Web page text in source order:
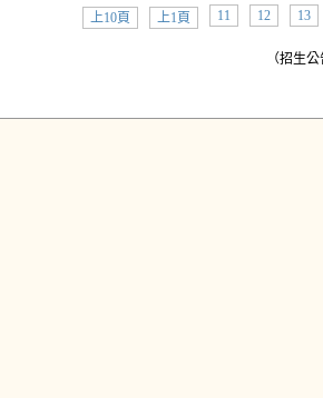
上10頁 上1頁 11 12 13
（招生